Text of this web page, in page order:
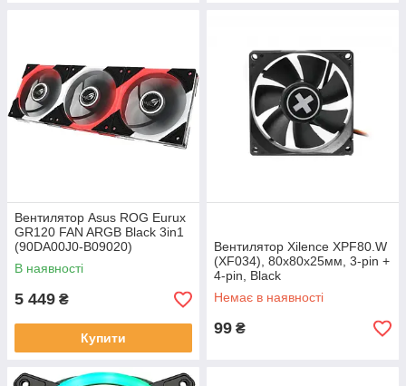
Вентилятор Asus ROG Eurux
GR120 FAN ARGB Black 3in1
(90DA00J0-B09020)
В наявності
5 449 ₴
Купити
Вентилятор Xilence XPF80.W
(XF034), 80х80х25мм, 3-pin +
4-pin, Black
Немає в наявності
99 ₴